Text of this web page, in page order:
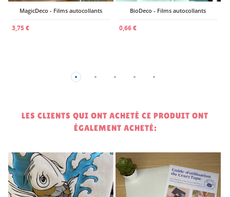
MagicDeco - Films autocollants
3,75 €
BioDeco - Films autocollants
0,66 €
LES CLIENTS QUI ONT ACHETÉ CE PRODUIT ONT
ÉGALEMENT ACHETÉ: